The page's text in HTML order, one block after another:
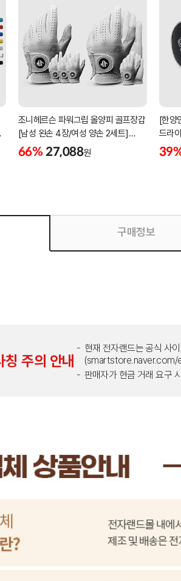
조니헤르슨 파워그립 올양피 골프장갑
[남성 왼손 4장/여성 양손 2세트]
[화이트][케이스포함]
66% 27,088원
[한양
드라
[HD-
구매정보
칭 주의 안내
현재 전자랜드는 공식 사
(smartstore.naver.com/
판매자가 현금 거래 요구